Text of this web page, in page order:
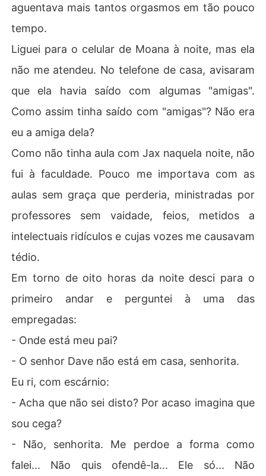
aguentava mais tantos orgasmos em tão pouco
tempo.
Liguei para o celular de Moana à noite, mas ela
não me atendeu. No telefone de casa, avisaram
que ela havia saído com algumas "amigas".
Como assim tinha saído com "amigas"? Não era
eu a amiga dela?
Como não tinha aula com Jax naquela noite, não
fui à faculdade. Pouco me importava com as
aulas sem graça que perderia, ministradas por
professores sem vaidade, feios, metidos a
intelectuais ridículos e cujas vozes me causavam
tédio.
Em torno de oito horas da noite desci para o
primeiro andar e perguntei à uma das
empregadas:
- Onde está meu pai?
- O senhor Dave não está em casa, senhorita.
Eu ri, com escárnio:
- Acha que não sei disto? Por acaso imagina que
sou cega?
- Não, senhorita. Me perdoe a forma como
falei... Não quis ofendê-la... Ele só... Não